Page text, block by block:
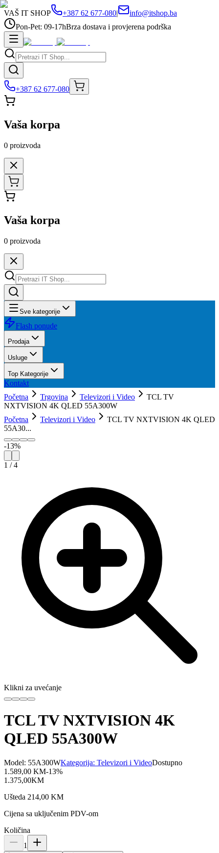
VAŠ IT SHOP +387 62 677-080|
info@itshop.ba
Pon-Pet: 09-17hBrza dostava i provjerena podrška
+387 62 677-080
Vaša korpa
0 proizvoda
Vaša korpa
0 proizvoda
Sve kategorije
Flash ponude
Prodaja
Usluge
Top Kategorije
Kontakt
Početna
Trgovina Televizori i Video
TCL TV
NXTVISION 4K QLED 55A300W
Početna
Televizori i Video
TCL TV NXTVISION 4K QLED
55A30...
-13%
1 /4
Klikni za uvećanje
TCL TV NXTVISION 4K
QLED 55A300W
Model: 55A300WKategorija: Televizori i VideoDostupno
1.589,00 KM-13%
1.375,00KM
Ušteda 214,00 KM
Cijena sa uključenim PDV-om
Količina
1